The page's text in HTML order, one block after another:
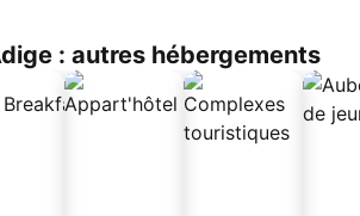
: autres hébergements